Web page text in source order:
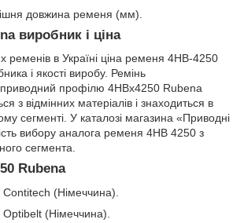
довжина ременя (мм).
виробник і ціна
ременів в Україні ціна ременя 4HB-4250
і якості виробу. Ремінь
профілю 4HBx4250 Rubena
з відмінних матеріалів і знаходиться в
сегменті. У каталозі магазина «Приводні
вибору аналога ременя 4НВ 4250 з
сегмента.
Rubena
(Німеччина).
(Німеччина).